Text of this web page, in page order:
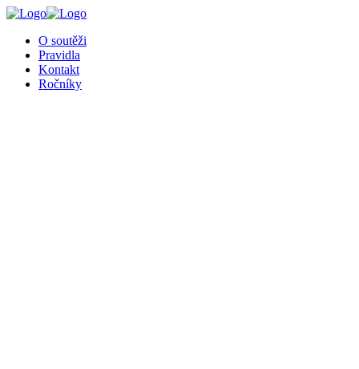
O soutěži
Pravidla
Kontakt
Ročníky